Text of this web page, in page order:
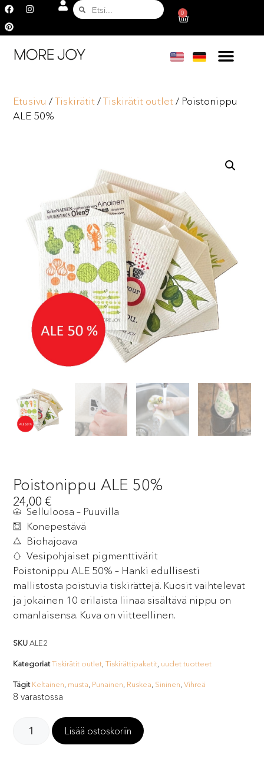
0
Etusivu /Tiskirätit/Tiskirätit outlet/ Poistonippu
ALE 50%
Poistonippu ALE 50%
24,00€
Selluloosa – Puuvilla
Konepestävä
Biohajoava
Vesipohjaiset pigmenttivärit
Poistonippu ALE 50% – Hanki edullisesti
mallistosta poistuvia tiskirättejä. Kuosit vaihtelevat
ja jokainen 10 erilaista liinaa sisältävä nippu on
omanlaisensa. Kuva on viitteellinen.
SKUALE2
Kategoriat Tiskirätit outlet ,Tiskirättipaketit uudet tuotteet
Tägit Keltainen musta Punainen Ruskea Sininen ,Vihreä
8 varastossa
Lisää ostoskoriin